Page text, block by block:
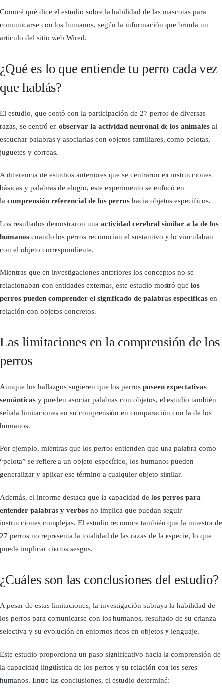
Conocé qué dice el estudio sobre la habilidad de las mascotas para
comunicarse con los humanos, según la información que brinda un
artículo del sitio web Wired.
¿Qué es lo que entiende tu perro cada vez
que hablás?
El estudio, que contó con la participación de 27 perros de diversas
razas, se centró en observar la actividad neuronal de los animales al
escuchar palabras y asociarlas con objetos familiares, como pelotas,
juguetes y correas.
A diferencia de estudios anteriores que se centraron en instrucciones
básicas y palabras de elogio, este experimento se enfocó en
la comprensión referencial de los perros hacia objetos específicos.
Los resultados demostraron una actividad cerebral similar a la de los
humanos cuando los perros reconocían el sustantivo y lo vinculaban
con el objeto correspondiente.
Mientras que en investigaciones anteriores los conceptos no se
relacionaban con entidades externas, este estudio mostró que los
perros pueden comprender el significado de palabras específicas en
relación con objetos concretos.
Las limitaciones en la comprensión de los
perros
Aunque los hallazgos sugieren que los perros poseen expectativas
semánticas y pueden asociar palabras con objetos, el estudio también
señala limitaciones en su comprensión en comparación con la de los
humanos.
Por ejemplo, mientras que los perros entienden que una palabra como
“pelota” se refiere a un objeto específico, los humanos pueden
generalizar y aplicar ese término a cualquier objeto similar.
Además, el informe destaca que la capacidad de los perros para
entender palabras y verbos no implica que puedan seguir
instrucciones complejas. El estudio reconoce también que la muestra de
27 perros no representa la totalidad de las razas de la especie, lo que
puede implicar ciertos sesgos.
¿Cuáles son las conclusiones del estudio?
A pesar de estas limitaciones, la investigación subraya la habilidad de
los perros para comunicarse con los humanos, resultado de su crianza
selectiva y su evolución en entornos ricos en objetos y lenguaje.
Este estudio proporciona un paso significativo hacia la comprensión de
la capacidad lingüística de los perros y su relación con los seres
humanos. Entre las conclusiones, el estudio determinó: